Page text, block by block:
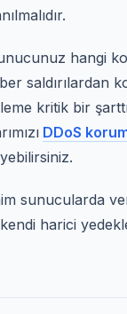
hangi
saldırılardan
kritik bir
DDoS
sunucularda
harici